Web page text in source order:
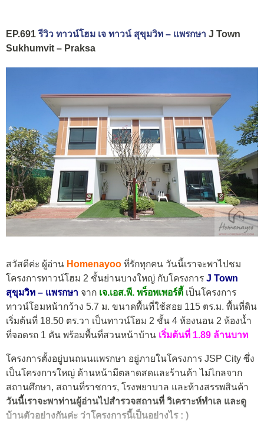
EP.691รีวิว ทาวน์โฮม เจ ทาวน์ สุขุมวิท – แพรกษา J Town
Sukhumvit – Praksa
สวัสดีค่ะ ผู้อ่าน Homenayoo ที่รักทุกคน วันนี้เราจะพาไปชม
โครงการทาวน์โฮม 2 ชั้นย่านบางใหญ่ กับโครงการ J Town
สุขุมวิท – แพรกษา จาก เจ.เอส.พี. พร็อพเพอร์ตี้ เป็นโครงการ
ทาวน์โฮมหน้ากว้าง 5.7 ม. ขนาดพื้นที่ใช้สอย 115 ตร.ม. พื้นที่ดิน
เริ่มต้นที่ 18.50 ตร.วา เป็นทาวน์โฮม 2 ชั้น 4 ห้องนอน 2 ห้องน้ำ
ที่จอดรถ 1 คัน พร้อมพื้นที่สวนหน้าบ้าน เริ่มต้นที่ 1.89 ล้านบาท
โครงการตั้งอยู่บนถนนแพรกษา อยู่ภายในโครงการ JSP City ซึ่ง
เป็นโครงการใหญ่ ด้านหน้ามีตลาดสดและร้านค้า ไม่ไกลจาก
สถานศึกษา, สถานที่ราชการ, โรงพยาบาล และห้างสรรพสินค้า
วันนี้เราจะพาท่านผู้อ่านไปสำรวจสถานที่ วิเคราะห์ทำเล และดู
บ้านตัวอย่างกันค่ะ ว่าโครงการนี้เป็นอย่างไร : )